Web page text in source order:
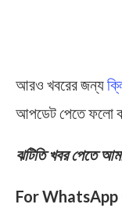
আরও খবরের জন্য
আপডেট পেতে ফলো
ঝটিতি খবর পেতে
For WhatsApp